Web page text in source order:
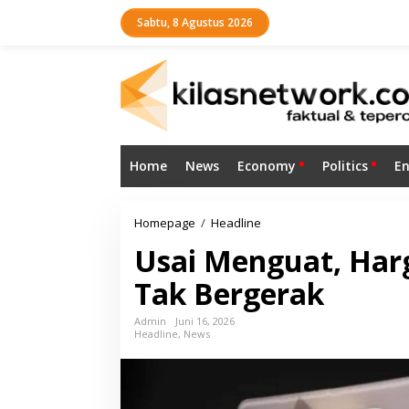
Sabtu, 8 Agustus 2026
Home News Economy Politics
Homepage / Headline
a
i
M
e
,
Usai Menguat,
Tak Bergerak
Admin
Juni 16, 2026
Headline, News